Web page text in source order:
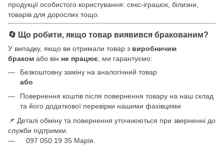
продукції особистого користування: секс-іграшок, білизни,
товарів для дорослих тощо.
🔄 Що робити, якщо товар виявився бракованим?
У випадку, якщо ви отримали товар з виробничим
браком або він не працює , ми гарантуємо:
Безкоштовну заміну на аналогічний товар
або
Повернення коштів після повернення товару на наш склад
та його додаткової перевірки нашими фахівцями
📌 Деталі обміну та повернення уточнюються при зверненні до
служби підтримки.
097 050 19 35 Марія.